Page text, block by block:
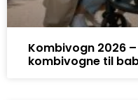
Kombivogn 2026
kombivogne til